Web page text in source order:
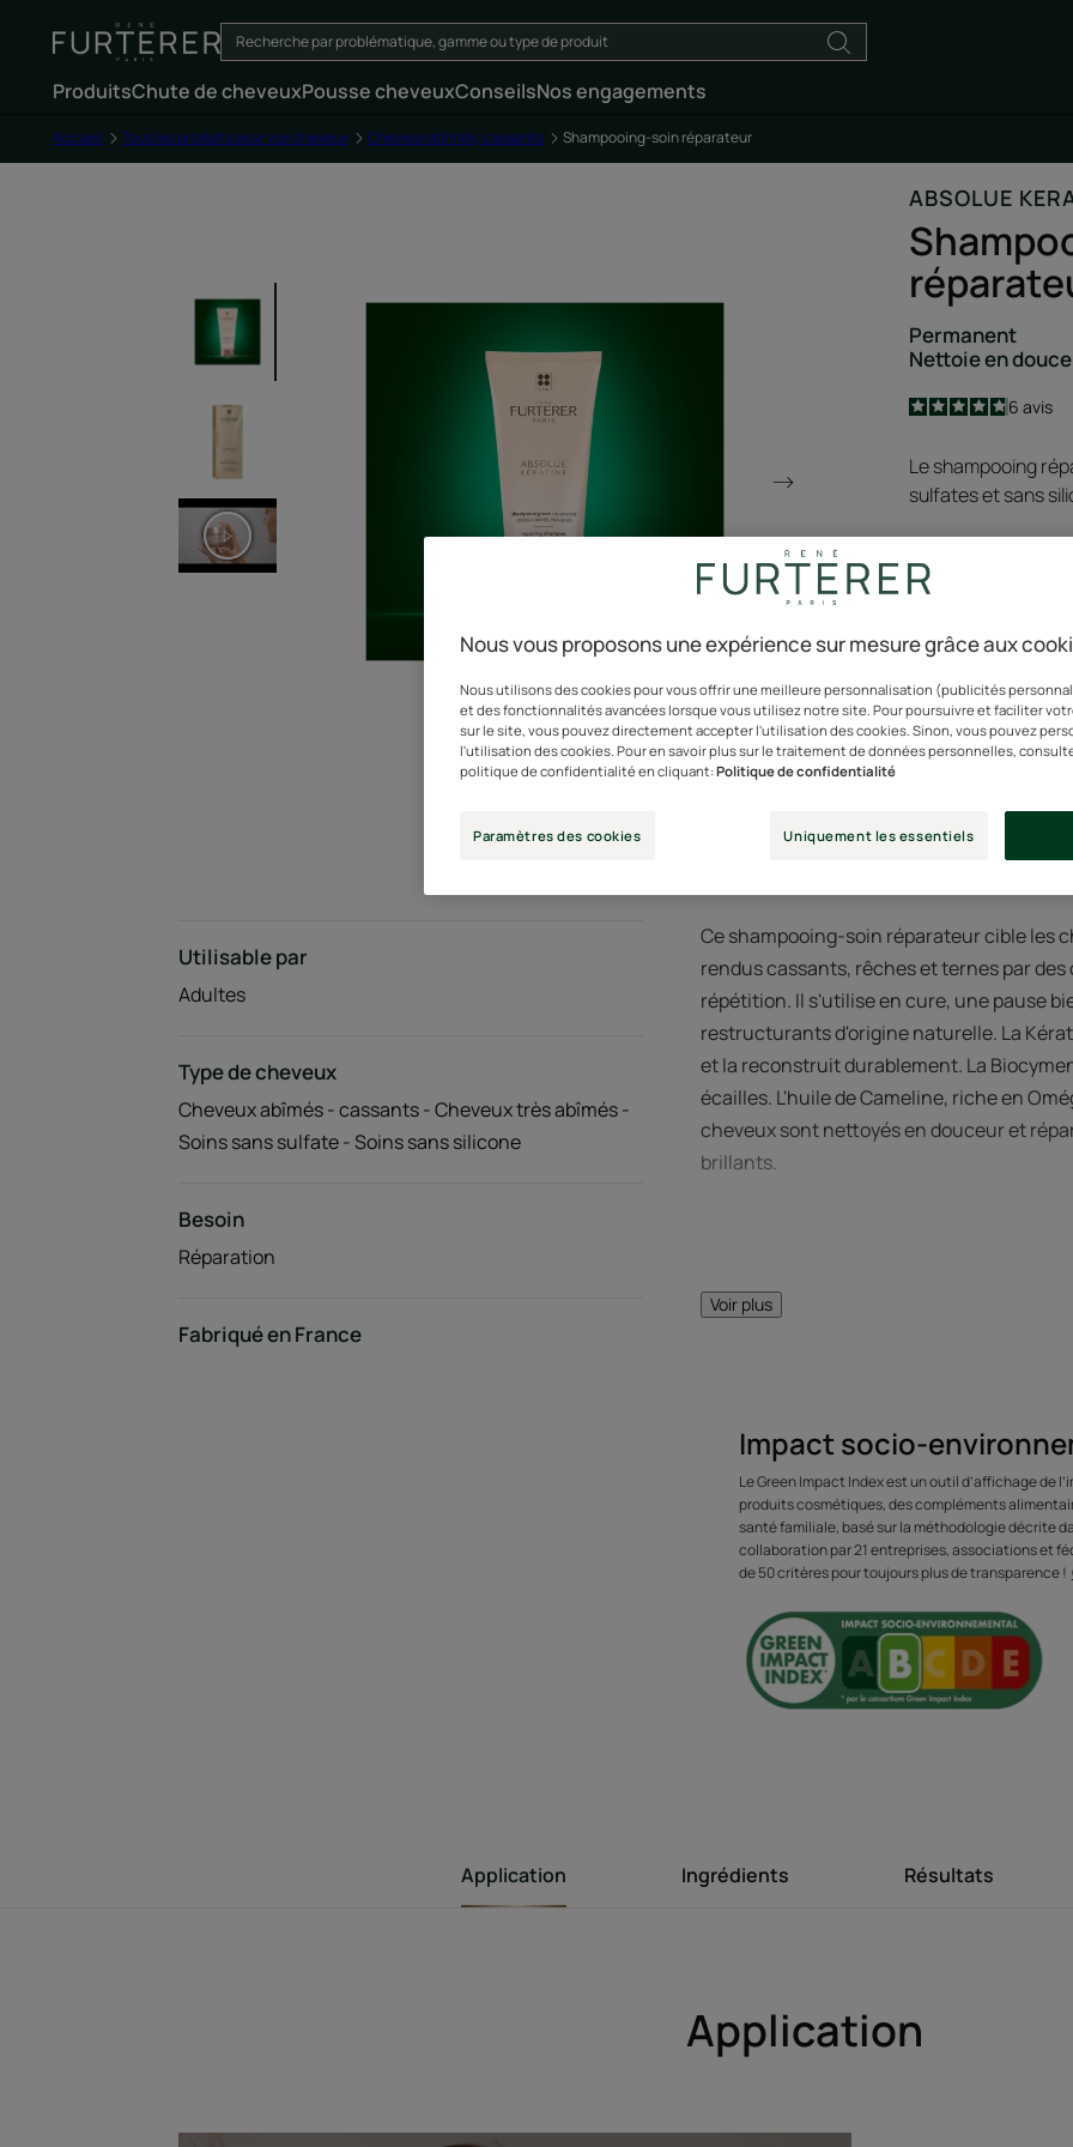
ProduitsChute de cheveuxPousse cheveuxConseilsNos engagements
Accueil Tous les produits pour vos cheveux Cheveux abîmés, cassants Shampooing-soin réparateur
ABSOLUE
Permanent
Nettoie en
4.8
/
5
6avis
Le shampooing
sulfates et sans
Enrichi en Kératine
Actifs 100%
Tube Tube
200ml
Utilisable par
Adultes
Type de cheveux
Cheveux abîmés - cassants - Cheveux très abîmés -
Soins sans sulfate - Soins sans silicone
Besoin
Réparation
Fabriqué en France
Ce shampooing-soin réparateur cible les
rendus cassants, rêches et ternes par
répétition. Il s'utilise en cure, une pause
restructurants d'origine naturelle. La
et la reconstruit durablement. La
écailles. L'huile de Cameline, riche en
cheveux sont nettoyés en douceur et
brillants.
C'est la
transversale à
restructurants d'origine naturelle.
• Répare durablement : la chevelure est
gorgée de trois actifs restructurants
Voir plus
Impact socio-
Le Green Impact Index est un outil d’affichage de
produits cosmétiques, des compléments
santé familiale, basé sur la méthodologie décrite
collaboration par 21 entreprises, associations et
de 50 critères pour toujours plus de transparence !
Application Ingrédients Résultats
Application
Nous vous proposons une expérience sur mesure grâce aux
Nous utilisons des cookies pour vous offrir une meilleure personnalisation (publicités
et des fonctionnalités avancées lorsque vous utilisez notre site. Pour poursuivre et faciliter
sur le site, vous pouvez directement accepter l'utilisation des cookies. Sinon, vous pouvez
l'utilisation des cookies. Pour en savoir plus sur le traitement de données personnelles,
politique de confidentialité en cliquant:Politique de confidentialité
Paramètres des cookies Uniquement les essentiels